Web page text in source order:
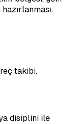
takibi.
disiplini ile